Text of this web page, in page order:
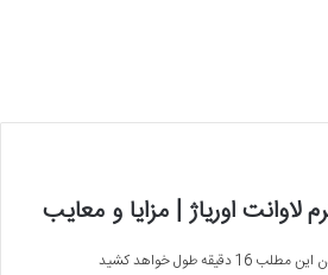
لاوانت اوریاژ | مزایا و معایب
16 دقیقه طول خواهد کشید